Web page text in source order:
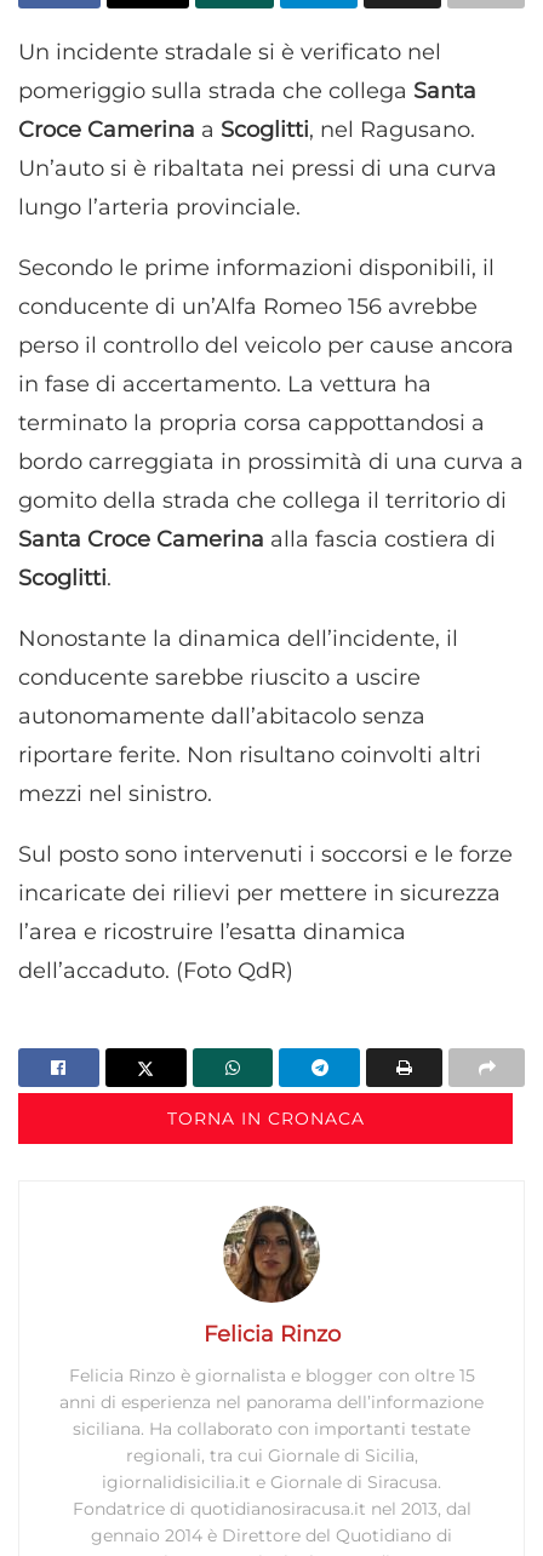
Un incidente stradale si è verificato nel
pomeriggio sulla strada che collega Santa
Croce Camerina a Scoglitti, nel Ragusano.
Un’auto si è ribaltata nei pressi di una curva
lungo l’arteria provinciale.
Secondo le prime informazioni disponibili, il
conducente di un’Alfa Romeo 156 avrebbe
perso il controllo del veicolo per cause ancora
in fase di accertamento. La vettura ha
terminato la propria corsa cappottandosi a
bordo carreggiata in prossimità di una curva a
gomito della strada che collega il territorio di
Santa Croce Camerina alla fascia costiera di
Scoglitti.
Nonostante la dinamica dell’incidente, il
conducente sarebbe riuscito a uscire
autonomamente dall’abitacolo senza
riportare ferite. Non risultano coinvolti altri
mezzi nel sinistro.
Sul posto sono intervenuti i soccorsi e le forze
incaricate dei rilievi per mettere in sicurezza
l’area e ricostruire l’esatta dinamica
dell’accaduto. (Foto QdR)
TORNA IN CRONACA
Felicia Rinzo
Felicia Rinzo è giornalista e blogger con oltre 15
anni di esperienza nel panorama dell’informazione
siciliana. Ha collaborato con importanti testate
regionali, tra cui Giornale di Sicilia,
igiornalidisicilia.it e Giornale di Siracusa.
Fondatrice di quotidianosiracusa.it nel 2013, dal
gennaio 2014 è Direttore del Quotidiano di